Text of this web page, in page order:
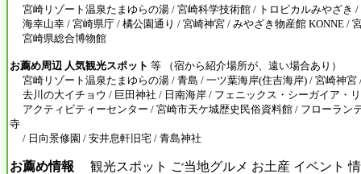
宮崎リゾート温泉たまゆらの湯 / 宮崎科学技術館 / トロピカルみやざき /
海幸山幸 / 宮崎県庁 / 橘公園通り / 宮崎神宮 / みやざき物産館 KONNE /
宮崎県総合博物館
お薦め周辺 人気観光スポット 等 （宿から紹介場所が、遠い場合あり）
宮崎リゾート温泉たまゆらの湯 / 青島 / 一ツ葉海岸(住吉海岸) / 宮崎神宮
去川の大イチョウ / 巨田神社 / 日南海岸 / フェニックス・シーガイア・
アクティビティーセンター / 宮崎市天ケ城歴史民俗資料館 / フローラン
寺
/ 日向景修園 / 安井息軒旧宅 / 青島神社
お薦め情報 観光スポット ご当地グルメ お土産 イベント